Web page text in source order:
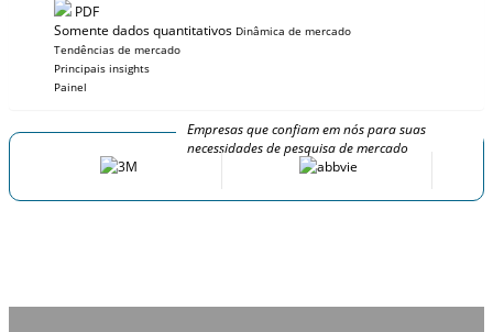
PDF
Somente dados quantitativos Dinâmica de mercado
Tendências de mercado
Principais insights
Painel
Empresas que confiam em nós para suas
necessidades de pesquisa de mercado